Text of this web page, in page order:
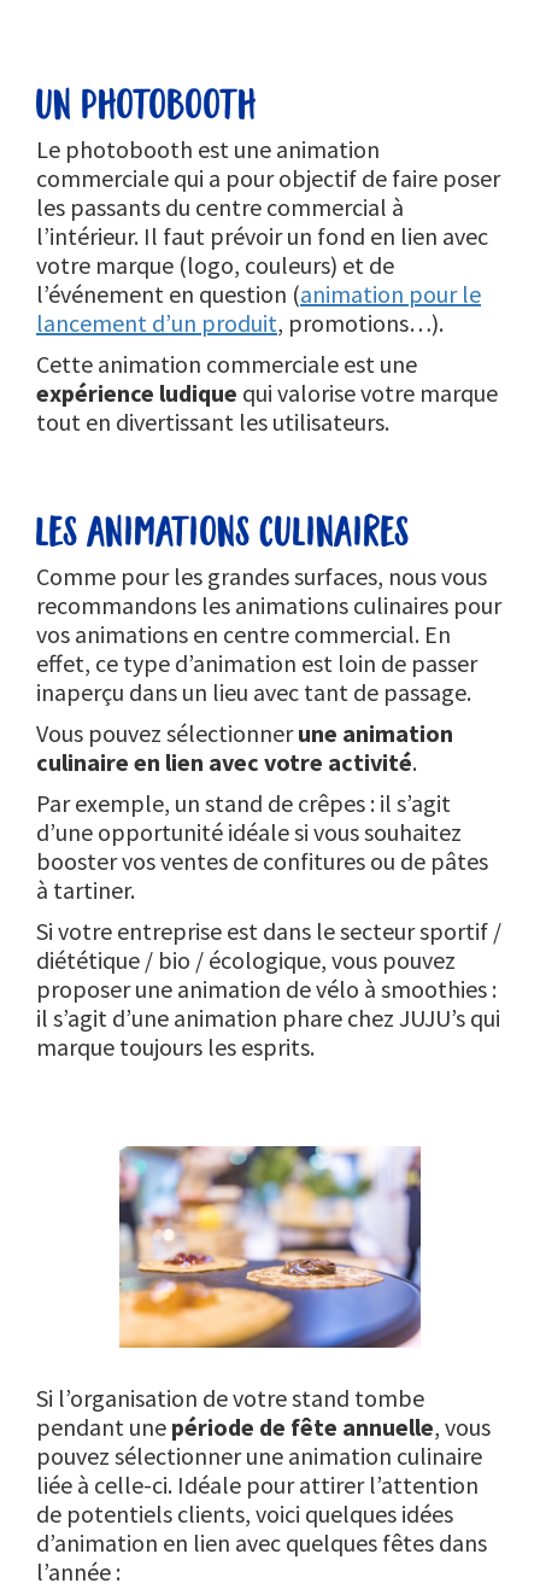
un photobooth
Le photobooth est une animation
commerciale qui a pour objectif de faire poser
les passants du centre commercial à
l’intérieur. Il faut prévoir un fond en lien avec
votre marque (logo, couleurs) et de
l’événement en question (animation pour le
lancement d’un produit, promotions…).
Cette animation commerciale est une
expérience ludique qui valorise votre marque
tout en divertissant les utilisateurs.
les animations culinaires
Comme pour les grandes surfaces, nous vous
recommandons les animations culinaires pour
vos animations en centre commercial. En
effet, ce type d’animation est loin de passer
inaperçu dans un lieu avec tant de passage.
Vous pouvez sélectionnerune animation
culinaire en lien avec votre activité.
Par exemple, un stand de crêpes : il s’agit
d’une opportunité idéale si vous souhaitez
booster vos ventes de confitures ou de pâtes
à tartiner.
Si votre entreprise est dans le secteur sportif /
diététique / bio / écologique, vous pouvez
proposer une animation de vélo à smoothies :
il s’agit d’une animation phare chez JUJU’s qui
marque toujours les esprits.
Si l’organisation de votre stand tombe
pendant une période de fête annuelle, vous
pouvez sélectionner une animation culinaire
liée à celle-ci. Idéale pour attirer l’attention
de potentiels clients, voici quelques idées
d’animation en lien avec quelques fêtes dans
l’année :